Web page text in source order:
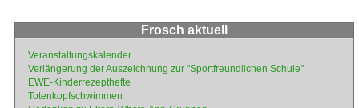
Frosch aktuell
Navigation
überspringen
Veranstaltungskalender
Verlängerung der Auszeichnung zur "Sportfreundlichen Schule"
EWE-Kinderrezepthefte
Totenkopfschwimmen